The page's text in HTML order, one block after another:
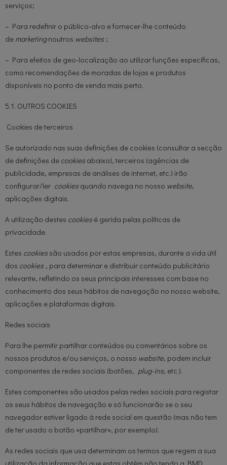
serviços;
– Para redefinir o público-alvo e fornecer-lhe conteúdo
de marketingnoutros websites ;
– Para efeitos de geo-localização ao utilizar funções específicas,
como recomendações de moradas de lojas e produtos
disponíveis no ponto de venda mais perto.
5.1. OUTROS COOKIES
Cookies de terceiros
Se autorizado nas suas definições de cookies (consultar a secção
de definições de cookiesabaixo), terceiros (agências de
publicidade, empresas de análises de internet, etc.) irão
configurar/ler cookiesquando navega no nosso website,
aplicações digitais.
A utilização destes cookiesé gerida pelas políticas de
privacidade.
Estes cookiessão usados por estas empresas, durante a vida útil
dos cookies , para determinar e distribuir conteúdo publicitário
relevante, refletindo os seus principais interesses com base no
conhecimento dos seus hábitos de navegação no nosso website,
aplicações e plataformas digitais.
Redes sociais
Para lhe permitir partilhar conteúdos ou comentários sobre os
nossos produtos e/ou serviços, o nosso website, podem incluir
componentes de redes sociais (botões, plug-ins, etc.).
Estes componentes são usados pelas redes sociais para registar
os seus hábitos de navegação e só funcionarão se o seu
navegador estiver ligado à rede social em questão (mas não tem
de ter usado o botão «partilhar», por exemplo).
As redes sociais que usa determinam os termos que regem a sua